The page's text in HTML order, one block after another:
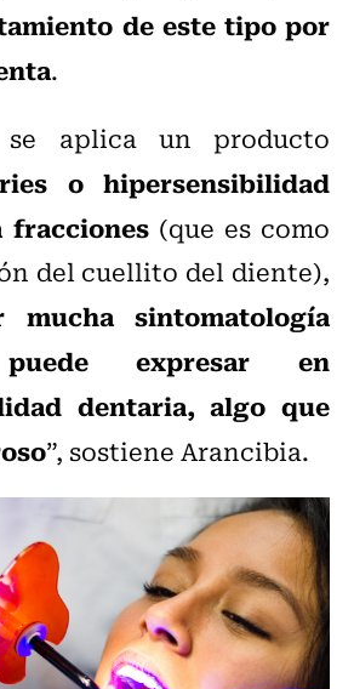
de este tipo por
.
se aplica un producto
o hipersensibilidad
fracciones(que es como
del cuellito del diente),
mucha sintomatología
expresar en
dentaria, algo que
”, sostiene Arancibia.